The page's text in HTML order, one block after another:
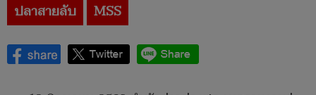
ปลาสายลับ
MSS